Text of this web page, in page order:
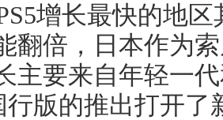
增长最快的地
翻倍，日本作为
主要来自年轻一
行版的推出打开